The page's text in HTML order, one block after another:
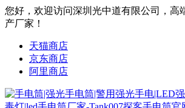
您好，欢迎访问深圳光中道有限公司，高
产厂家！
天猫商店
京东商店
阿里商店